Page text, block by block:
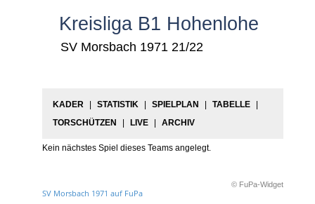
Kreisliga B1 Hohenlohe
SV Morsbach 1971 21/22
KADER STATISTIK SPIELPLAN TABELLE
TORSCHÜTZEN
LIVE ARCHIV
Kein nächstes Spiel dieses Teams angelegt.
© FuPa-Widget
SV Morsbach 1971 auf FuPa